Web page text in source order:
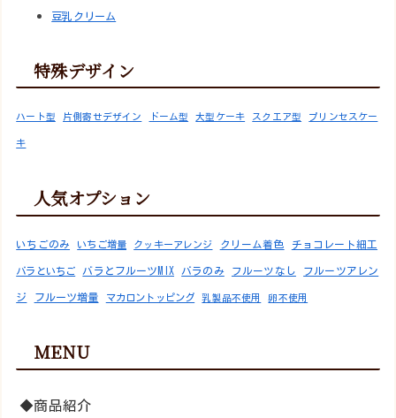
豆乳クリーム
特殊デザイン
ハート型 片側寄せデザイン ドーム型 大型ケーキ スクエア型 プリンセスケー
キ
人気オプション
いちごのみ いちご増量 クッキーアレンジ クリーム着色 チョコレート細工
バラといちご バラとフルーツMIX バラのみ フルーツなし フルーツアレン
ジ フルーツ増量 マカロントッピング 乳製品不使用 卵不使用
MENU
◆商品紹介